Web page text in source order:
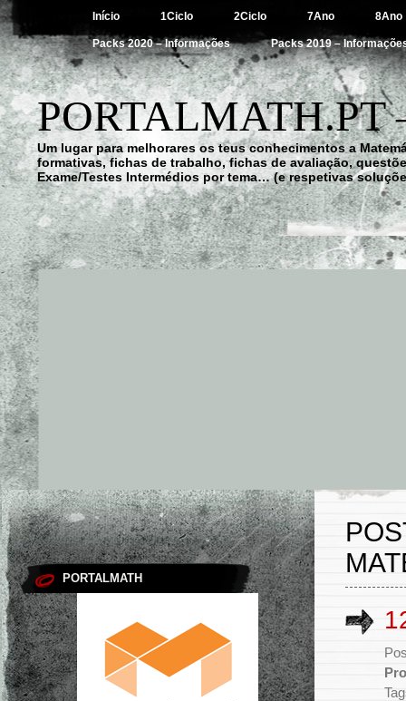
Início 1Ciclo 2Ciclo 7Ano 8Ano
Packs 2020 – Informações Packs 2019 –
Um lugar para melhorares os teus conhecimentos a
formativas, fichas de trabalho, fichas de avaliação,
Exame/Testes Intermédios por tema… (e respetivas
PORTALMATH